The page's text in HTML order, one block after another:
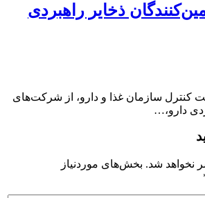
ذخایر راهبردی
کنترل سازمان غذا و دارو، از شرکت‌های
دارو،…
نخواهد شد. بخش‌های موردنیاز